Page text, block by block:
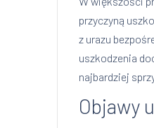
przyczyną
z urazu
uszkodzenia
najbardziej
Objawy